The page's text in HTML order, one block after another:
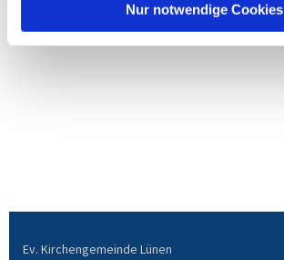
Nur notwendige Cookies
Ev. Kirchengemeinde Lünen